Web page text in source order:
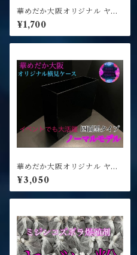
華めだか大阪オリジナル ヤバ
いケース Aクラス 2面タイプ
¥1,700
華めだか大阪オリジナル ヤバ
いケース Gクラス 4面タイプ
¥3,050